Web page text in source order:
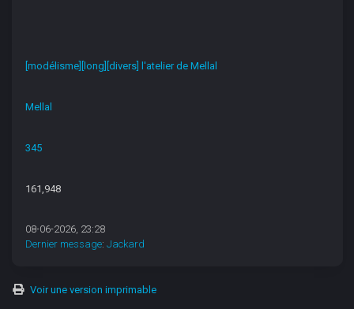
[modélisme][long][divers] l'atelier de Mellal
Mellal
345
161,948
08-06-2026, 23:28
Dernier message:Jackard
Voir une version imprimable